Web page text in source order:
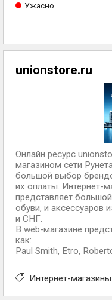
Ужасно
unionstore.ru
Онлайн ресурс
магазином сети
большой выбор
их оплаты.
представляет
обуви, и аксессуаров
и СНГ.
В web-магазине
как:
Paul Smith, Etro,
Интернет-магазины